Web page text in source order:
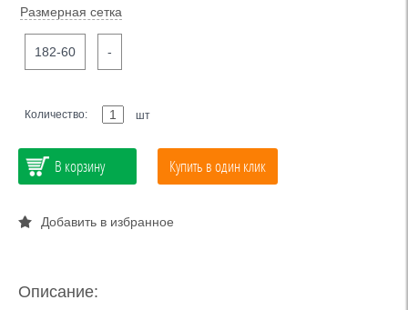
Размерная сетка
182-60 -
Количество: шт
В корзину Купить в один клик
Добавить в избранное
Описание: